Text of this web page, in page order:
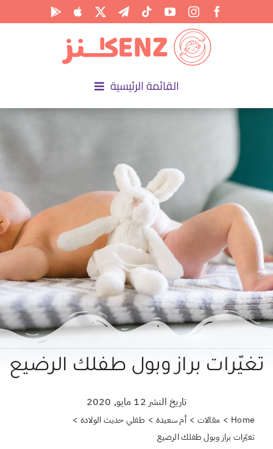
القائمة الرئيسية
الأنشطة
المناسبات
المقالات
حول علمتني كنز
احجزي استشارة
تغيّرات براز وبول طفلك الرضيع
Home مقالات أم سعيدة
طفلي حديث الولادة
تغيّرات براز وبول طفلك الرضيع
تاريخ النشر 12 مايو, 2020